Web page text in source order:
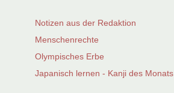
Notizen aus der Redaktion
Menschenrechte
Olympisches Erbe
Japanisch lernen - Kanji des Monats